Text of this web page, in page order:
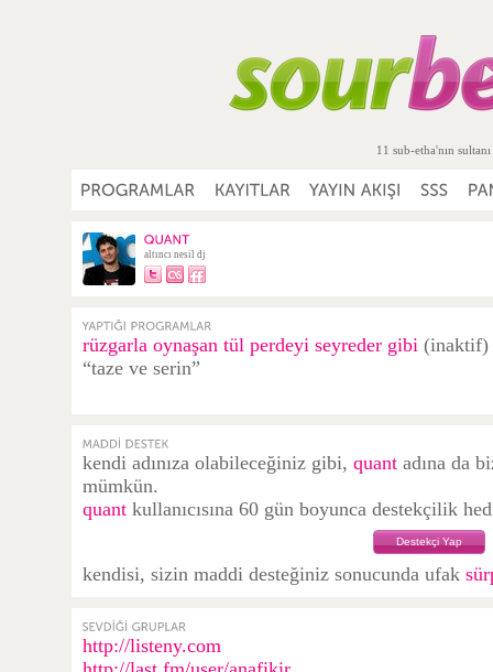
11 sub-etha'nın sultanı
altıncı nesil dj
rüzgarla oynaşan tül perdeyi seyreder gibi (inaktif)
“taze ve serin”
kendi adınıza olabileceğiniz gibi, quant adına da
mümkün.
quant kullanıcısına 60 gün boyunca destekçilik
Destekçi Yap
kendisi, sizin maddi desteğiniz sonucunda ufak
http://listeny.com